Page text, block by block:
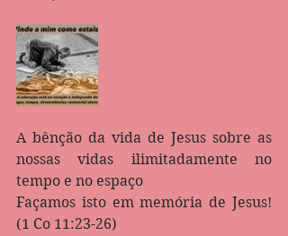
A bênção da vida de Jesus sobre as
nossas vidas ilimitadamente no
tempo e no espaço
Façamos isto em memória de Jesus!
(1 Co 11:23-26)